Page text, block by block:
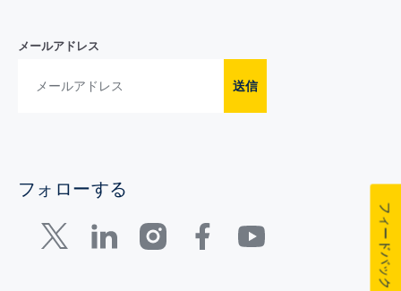
メールアドレス
送信
フォローする
フィードバック